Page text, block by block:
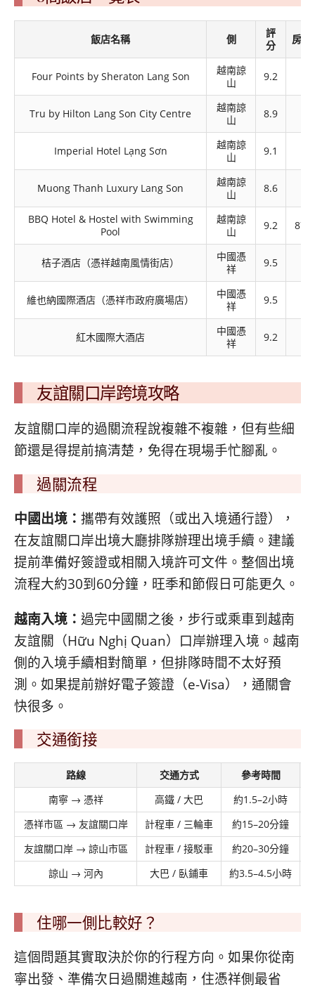
飯店名稱 側
評
分
房價
Four Points by Sheraton Lang Son
越南諒
山
9.2
Tru by Hilton Lang Son City Centre
越南諒
山
8.9
Imperial Hotel Lạng Sơn
越南諒
山
9.1
Muong Thanh Luxury Lang Son
越南諒
山
8.6
BBQ Hotel & Hostel with Swimming
Pool
越南諒
山
9.2
桔子酒店（憑祥越南風情街店）
中國憑
祥
9.5
維也納國際酒店（憑祥市政府廣場店）
中國憑
祥
9.5
紅木國際大酒店
中國憑
祥
9.2
友誼關口岸跨境攻略
友誼關口岸的過關流程說複雜不複雜，但有些細
節還是得提前搞清楚，免得在現場手忙腳亂。
過關流程
中國出境： 攜帶有效護照（或出入境通行證），
在友誼關口岸出境大廳排隊辦理出境手續。建議
提前準備好簽證或相關入境許可文件。整個出境
流程大約30到60分鐘，旺季和節假日可能更久。
越南入境： 過完中國關之後，步行或乘車到越南
友誼關（Hữu Nghị Quan）口岸辦理入境。越南
側的入境手續相對簡單，但排隊時間不太好預
測。如果提前辦好電子簽證（e-Visa），通關會
快很多。
交通銜接
路線 交通方式
參考時間
南寧 → 憑祥
高鐵 / 大巴
約1.5–2小時
憑祥市區 → 友誼關口岸
計程車 / 三輪車
約15–20分鐘
友誼關口岸 → 諒山市區
計程車 / 接駁車 約20–30分鐘
諒山 → 河內
大巴 / 臥鋪車 約3.5–4.5小時
住哪一側比較好？
這個問題其實取決於你的行程方向。如果你從南
寧出發、準備次日過關進越南，住憑祥側最省